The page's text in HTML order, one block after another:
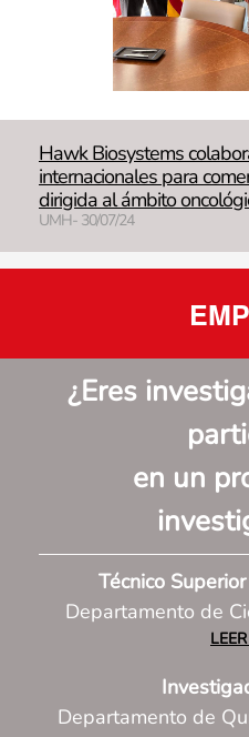
Hawk Biosystems
internacionales para
dirigida al ámbito
UMH- 30/07/24
¿Eres
en un
Técnico
Departamento de
Departamento de